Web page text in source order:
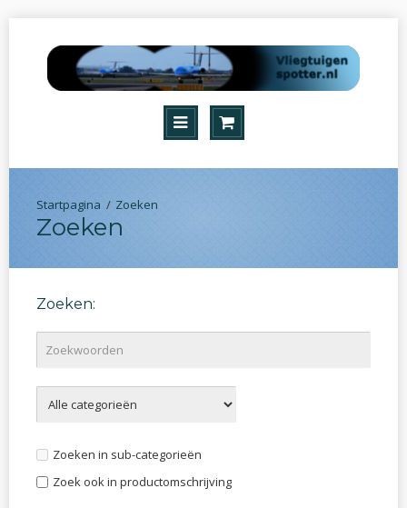
Zoeken
Zoeken
Zoeken:
Zoeken in sub-categorieën
Zoek ook in productomschrijving